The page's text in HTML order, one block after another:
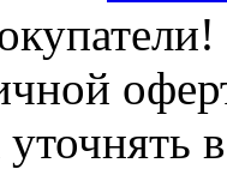
уточнять